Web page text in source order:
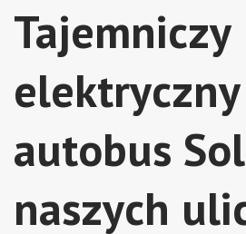
Tajemniczy
elektryczny
autobus
naszych